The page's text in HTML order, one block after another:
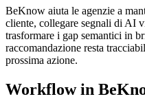
BeKnow aiuta le agenzie a
cliente, collegare segnali di AI
trasformare i gap semantici in
raccomandazione resta
prossima azione.
Workflow in